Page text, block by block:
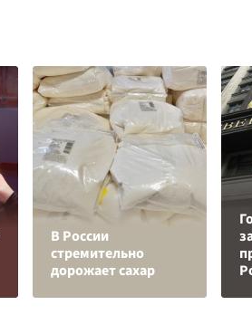
В России
стремительно
дорожает сахар